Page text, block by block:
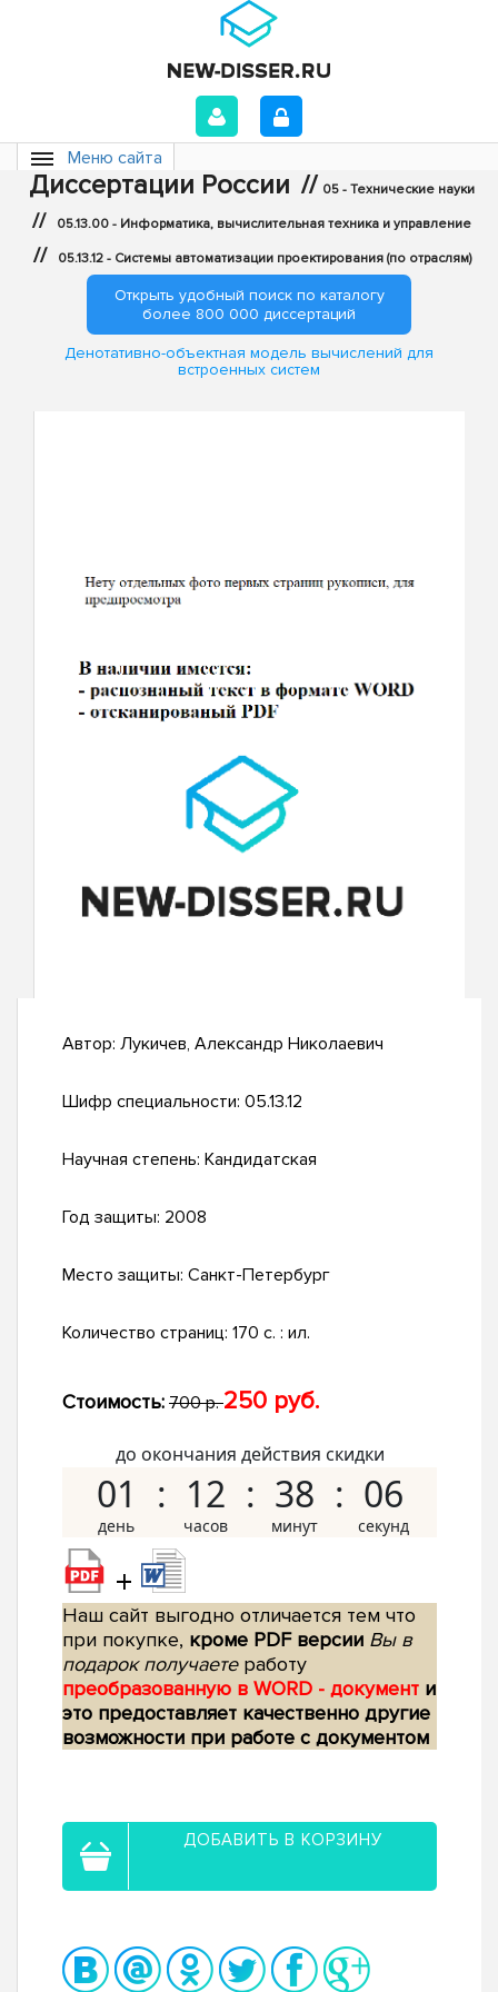
Меню сайта
Диссертации России // 05 - Технические науки
// 05.13.00 - Информатика, вычислительная техника и управление
// 05.13.12 - Системы автоматизации проектирования (по отраслям)
Открыть удобный поиск по каталогу
более 800 000 диссертаций
Денотативно-объектная модель вычислений для
встроенных систем
Автор: Лукичев, Александр Николаевич
Шифр специальности: 05.13.12
Научная степень: Кандидатская
Год защиты: 2008
Место защиты: Санкт-Петербург
Количество страниц: 170 с. : ил.
Стоимость: 700 р.250 руб.
до окончания действия скидки
01 12 38 05
+
Наш сайт выгодно отличается тем что
при покупке, кроме PDF версии Вы в
подарок получаетеработу
преобразованную в WORD - документ и
это предоставляет качественно другие
возможности при работе с документом
ДОБАВИТЬ В КОРЗИНУ